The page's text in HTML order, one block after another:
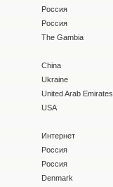
Россия
Россия
The Gambia
China
Ukraine
United Arab Emirates
USA
Интернет
Россия
Россия
Denmark